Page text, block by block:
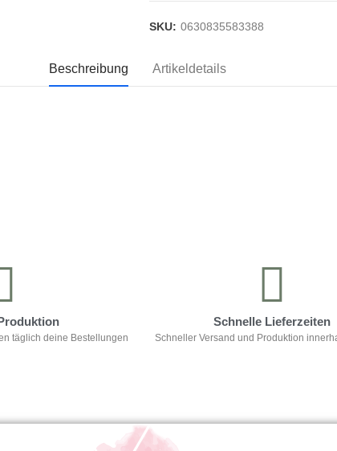
SKU: 0630835583388
Beschreibung Artikeldetails
täglich deine Bestellungen
Schnelle Lieferzeiten
Schneller Versand und Produktion